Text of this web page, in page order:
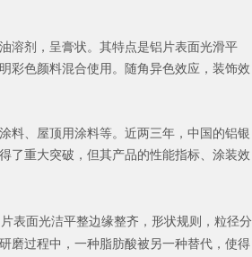
剂，呈膏状。其特点是铝片表面光滑平
彩色颜料混合使用。随角异色效应，装饰效
、屋顶用涂料等。近两三年，中国的铝银
了重大突破，但其产品的性能指标、涂装效
表面光洁平整边缘整齐，形状规则，粒径分
磨过程中，一种脂肪酸被另一种替代，使得